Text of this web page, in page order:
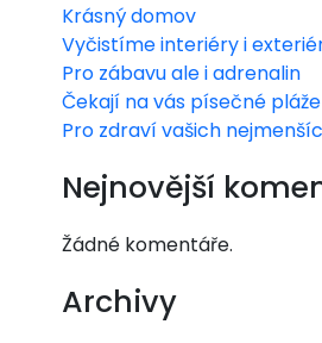
Krásný domov
Vyčistíme interiéry i
Pro zábavu ale i adrenalin
Čekají na vás písečné pláže
Pro zdraví vašich
Nejnovější
Žádné komentáře.
Archivy